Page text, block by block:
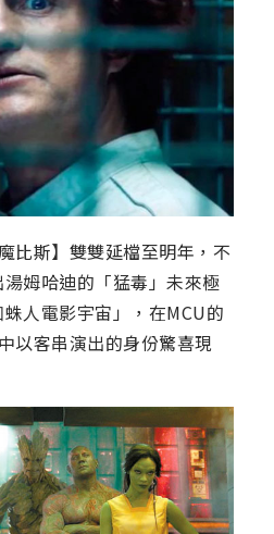
比斯】雙雙延檔至明年，不
姆哈迪的「猛毒」未來極
人電影宇宙」，在MCU的
以客串演出的身份驚喜現